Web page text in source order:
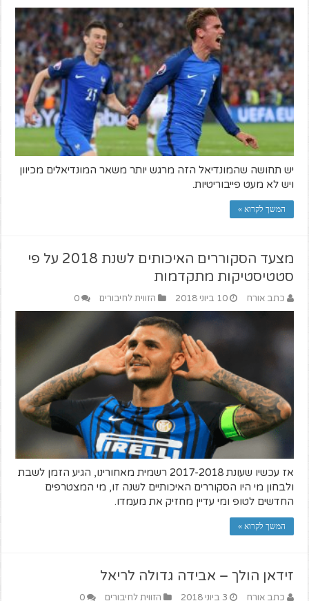
יש תחושה שהמונדיאל הזה מרגש יותר משאר המונדיאלים מכיוון
ויש לא מעט פייבוריטיות.
המשך לקרוא »
מצעד הסקוררים האיכותים לשנת 2018 על פי
סטטיסטיקות מתקדמות
כתב אורח 10 ביוני 2018 הזווית לחיבורים 0
אז עכשיו שעונת 2017-2018 רשמית מאחורינו, הגיע הזמן לשבת
ולבחון מי היו הסקוררים האיכותיים לשנה זו, מי המצטרפים
החדשים לטופ ומי עדיין מחזיק את מעמדו.
המשך לקרוא »
זידאן הולך – אבידה גדולה לריאל
כתב אורח 3 ביוני 2018 הזווית לחיבורים 0